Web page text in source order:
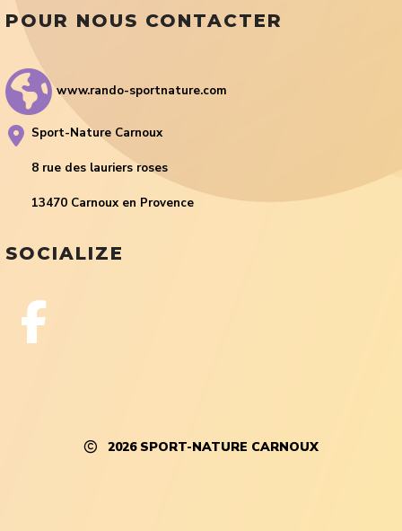
POUR NOUS CONTACTER
www.rando-sportnature.com
Sport-Nature Carnoux
8 rue des lauriers roses
13470 Carnoux en Provence
SOCIALIZE
2026 SPORT-NATURE CARNOUX